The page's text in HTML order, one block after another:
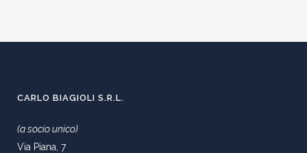
CARLO BIAGIOLI S.R.L.
(a socio unico)
Via Piana, 7